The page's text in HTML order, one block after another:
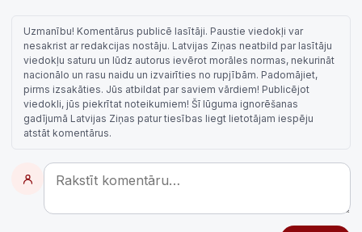
Uzmanību! Komentārus publicē lasītāji. Paustie viedokļi var
nesakrist ar redakcijas nostāju. Latvijas Ziņas neatbild par lasītāju
viedokļu saturu un lūdz autorus ievērot morāles normas, nekurināt
nacionālo un rasu naidu un izvairīties no rupjībām. Padomājiet,
pirms izsakāties. Jūs atbildat par saviem vārdiem! Publicējot
viedokli, jūs piekrītat noteikumiem! Šī lūguma ignorēšanas
gadījumā Latvijas Ziņas patur tiesības liegt lietotājam iespēju
atstāt komentārus.